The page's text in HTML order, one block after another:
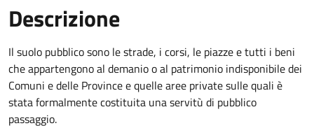
Descrizione
Il suolo pubblico sono le strade, i corsi, le piazze e tutti i beni
che appartengono al demanio o al patrimonio indisponibile dei
Comuni e delle Province e quelle aree private sulle quali è
stata formalmente costituita una servitù di pubblico
passaggio.